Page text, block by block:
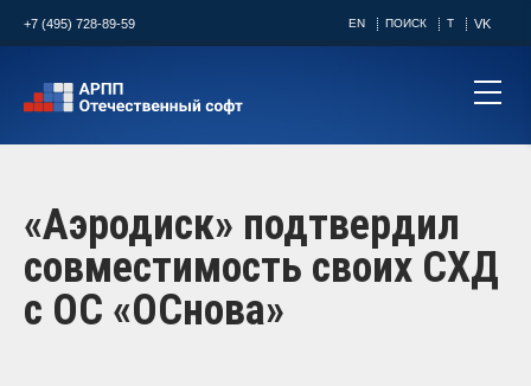
+7 (495) 728-89-59 EN ПОИСК T VK
«Аэродиск» подтвердил
совместимость своих СХД
с ОС «ОСнова»